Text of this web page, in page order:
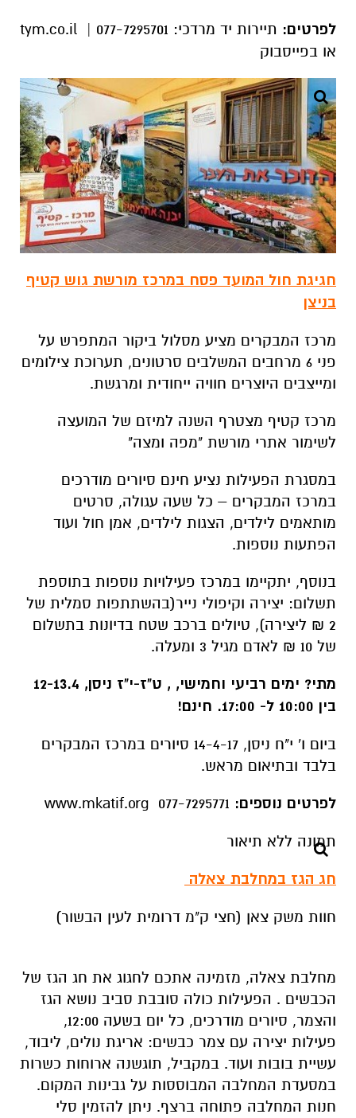
לפרטים:
תיירות יד מרדכי: 077-7295701 | tym.co.il
או בפייסבוק
חגיגת חול המועד פסח במרכז מורשת גוש קטיף
בניצן
מרכז המבקרים מציע מסלול ביקור המתפרש על
פני 6 מרחבים המשלבים סרטונים, תערוכת צילומים
ומייצבים היוצרים חוויה ייחודית ומרגשת.
מרכז קטיף מצטרף השנה למיזם של המועצה
לשימור אתרי מורשת "מפה ומצה"
במסגרת הפעילות נציע חינם סיורים מודרכים
במרכז המבקרים – כל שעה עגולה, סרטים
מותאמים לילדים, הצגות לילדים, אמן חול ועוד
הפתעות נוספות.
בנוסף, יתקיימו במרכז פעילויות נוספות בתוספת
תשלום: יצירה וקיפולי נייר(בהשתתפות סמלית של
2 ₪ ליצירה), טיולים ברכב שטח בדיונות בתשלום
של 10 ₪ לאדם מגיל 3 ומעלה.
מתי?
ימים רביעי וחמישי, , ט"ז-י"ז ניסן, 12-13.4
בין 10:00 ל- 17:00. חינם!
ביום ו' י"ח ניסן, 14-4-17 סיורים במרכז המבקרים
בלבד ובתיאום מראש.
לפרטים נוספים:
חג הגז במחלבת צאלה
חוות משק צאן (חצי ק"מ דרומית לעין הבשור)
מחלבת צאלה, מזמינה אתכם לחגוג את חג הגז של
הכבשים . הפעילות כולה סובבת סביב נושא הגז
והצמר, סיורים מודרכים, כל יום בשעה 12:00,
פעילות יצירה עם צמר כבשים: אריגת נולים, ליבוד,
עשיית בובות ועוד. במקביל, תוגשנה ארוחות כשרות
במסעדת המחלבה המבוססות על גבינות המקום.
חנות המחלבה פתוחה ברצף. ניתן להזמין סלי